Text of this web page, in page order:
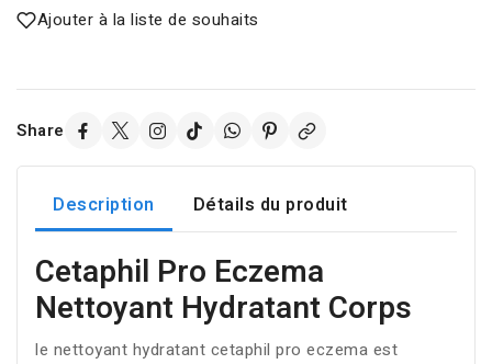
Ajouter à la liste de souhaits
Share
Description Détails du produit
Cetaphil Pro Eczema
Nettoyant Hydratant Corps
le nettoyant hydratant cetaphil pro eczema est